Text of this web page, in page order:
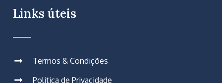
Links úteis
Termos & Condições
Politica de Privacidade